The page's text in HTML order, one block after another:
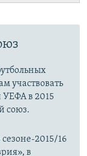
участвовать
УЕФА в 2015
союз.
2015/16
в